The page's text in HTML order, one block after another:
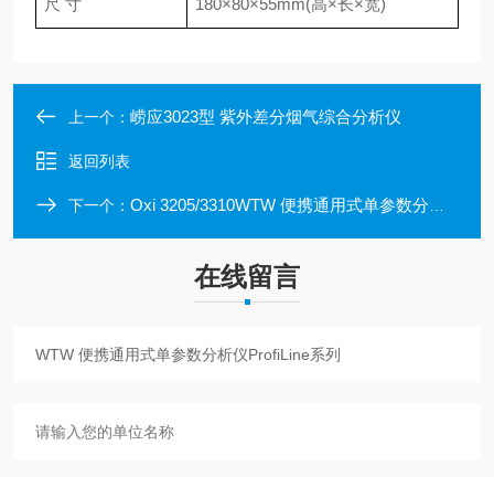
尺 寸
180×80×55mm(高×长×宽)
上一个： 崂应3023型 紫外差分烟气综合分析仪
返回列表
下一个： Oxi 3205/3310WTW 便携通用式单参数分析仪ProfiLine系列
在线留言